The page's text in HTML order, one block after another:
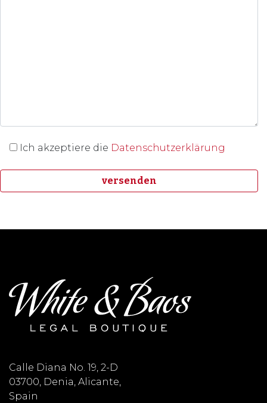
Ich akzeptiere die Datenschutzerklärung
Calle Diana No. 19, 2-D
03700, Denia, Alicante,
Spain